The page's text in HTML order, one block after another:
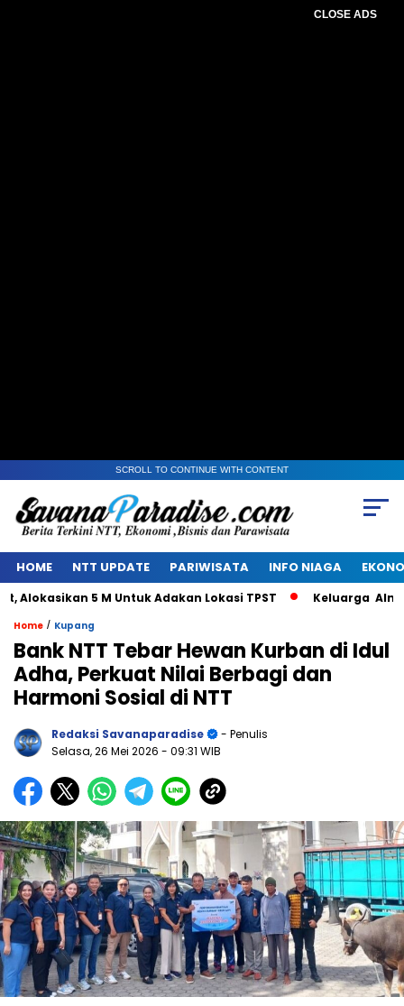
CLOSE ADS
SCROLL TO CONTINUE WITH CONTENT
HOME NTT UPDATE PARIWISATA INFO NIAGA
5 M Untuk Adakan Lokasi TPST Keluarga Alm
Home / Kupang
Bank NTT Tebar Hewan Kurban di Idul
Adha, Perkuat Nilai Berbagi dan
Harmoni Sosial di NTT
Redaksi Savanaparadise
- Penulis
Selasa, 26 Mei 2026 - 09:31 WIB